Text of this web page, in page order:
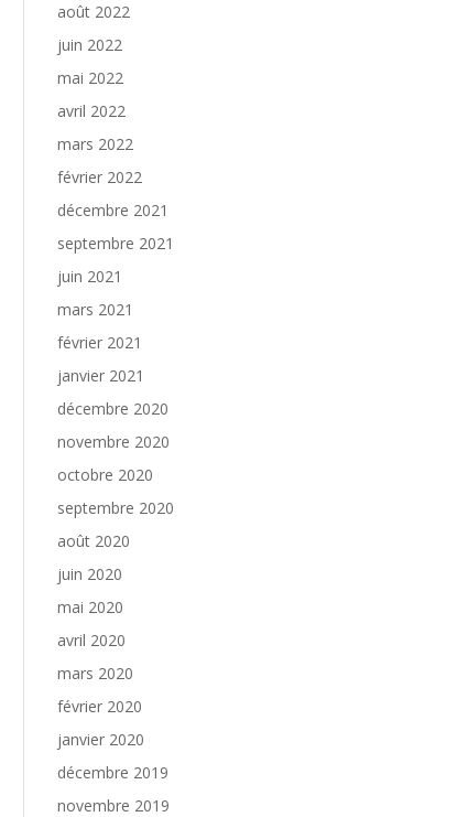
août 2022
juin 2022
mai 2022
avril 2022
mars 2022
février 2022
décembre 2021
septembre 2021
juin 2021
mars 2021
février 2021
janvier 2021
décembre 2020
novembre 2020
octobre 2020
septembre 2020
août 2020
juin 2020
mai 2020
avril 2020
mars 2020
février 2020
janvier 2020
décembre 2019
novembre 2019